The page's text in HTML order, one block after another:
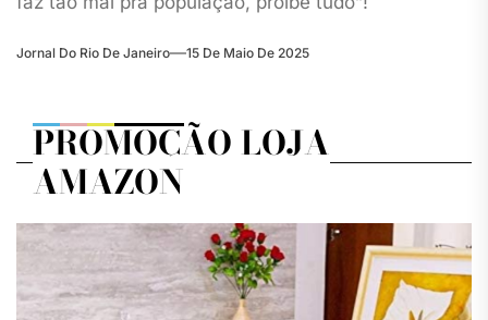
Jornal Do Rio De Janeiro 15 De Maio De 2025
PROMOÇÃO LOJA
AMAZON